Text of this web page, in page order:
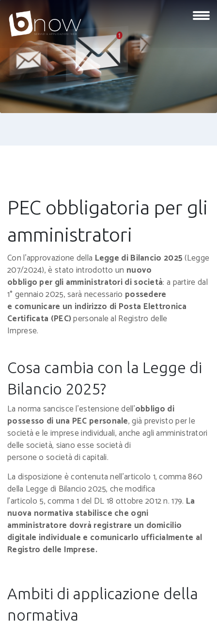
PEC obbligatoria per gli
amministratori
Con l’approvazione della Legge di Bilancio 2025(Legge
207/2024), è stato introdotto un nuovo
obbligo per gli amministratori di società: a partire dal
1° gennaio 2025, sarà necessario possedere
e comunicare un indirizzo di Posta Elettronica
Certificata (PEC)personale al Registro delle
Imprese.
Cosa cambia con la Legge di
Bilancio 2025?
La norma sancisce l’estensione dell’obbligo di
possesso di una PEC personale, già previsto per le
società e le imprese individuali, anche agli amministratori
delle società, siano esse società di
persone o società di capitali.
La disposizione è contenuta nell’articolo 1, comma 860
della Legge di Bilancio 2025, che modifica
l’articolo 5, comma 1 del DL 18 ottobre 2012 n. 179. La
nuova normativa stabilisce che ogni
amministratore dovrà registrare un domicilio
digitale individuale e comunicarlo ufficialmente al
Registro delle Imprese.
Ambiti di applicazione della
normativa